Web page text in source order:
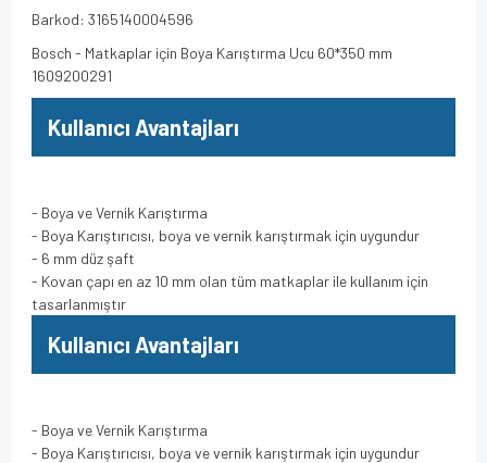
Barkod: 3165140004596
Bosch - Matkaplar için Boya Karıştırma Ucu 60*350 mm
1609200291
Kullanıcı Avantajları
- Boya ve Vernik Karıştırma
- Boya Karıştırıcısı, boya ve vernik karıştırmak için uygundur
- 6 mm düz şaft
- Kovan çapı en az 10 mm olan tüm matkaplar ile kullanım için
tasarlanmıştır
Kullanıcı Avantajları
- Boya ve Vernik Karıştırma
- Boya Karıştırıcısı, boya ve vernik karıştırmak için uygundur